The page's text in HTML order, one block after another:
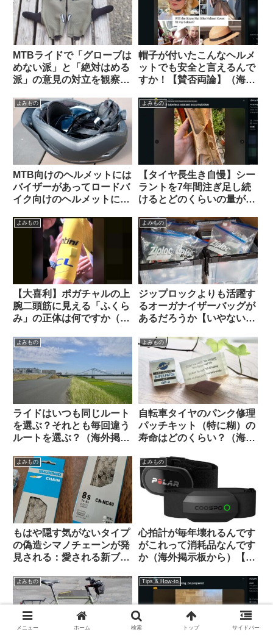
MTBライドで「グローブは
めない派」と「絶対はめる
派」の意見の対立を観察す
帽子が付いたこんなヘルメ
ットでも安全と言えるんで
すか！【賛否両論】（海外
よみもの
MTB向けのヘルメットには
バイザーがあってロードバ
イク向けのヘルメットにな
示板から）
よみもの
【タイヤ長生き自慢】シー
ラントを7年間注ぎ足し続
けるとどのくらいの量が溜
ら）
よみもの
【大喜利】ポガチャルの上
腕二頭筋に見える「ふくら
み」の正体は何ですか（海
よみもの
ジップロックよりも活躍す
るオーガナイザーバッグが
あるだろうか【いやない・
よみもの
ライドはいつも同じルート
を選ぶ？それとも毎回違う
ルートを選ぶ？（海外掲示
よみもの
自転車タイヤのパンク修理
パッチキット（特に糊）の
寿命はどのくらい？（海外
よみもの
もはや隠す気がないタイプ
の偽造シマノチェーンが発
見される：愛される新ブラ
よみもの
心拍計が毎年壊れるんです
がこれって消耗品なんです
か（海外掲示板から）【丈
よみもの Tips & How-to
メニュー ホーム 検索 トップ サイドバー